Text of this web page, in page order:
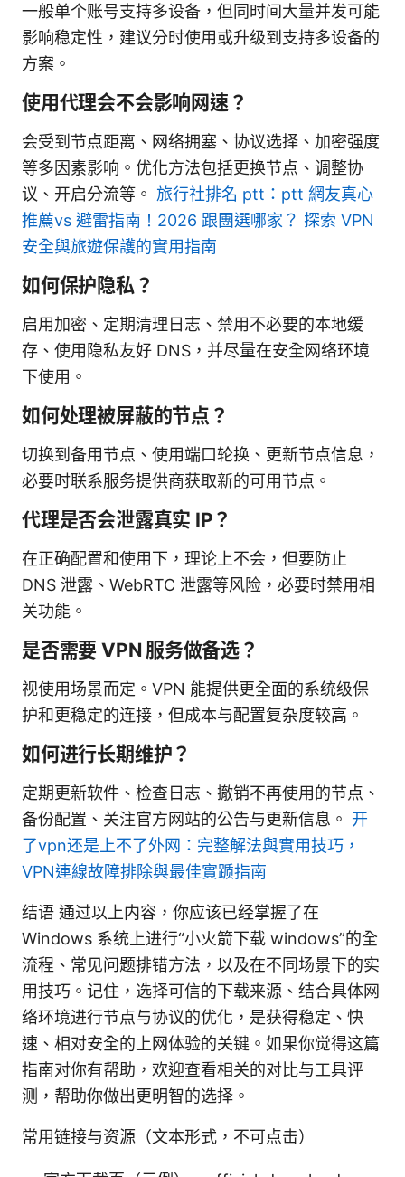
一般单个账号支持多设备，但同时间大量并发可能
影响稳定性，建议分时使用或升级到支持多设备的
方案。
使用代理会不会影响网速？
会受到节点距离、网络拥塞、协议选择、加密强度
等多因素影响。优化方法包括更换节点、调整协
议、开启分流等。 旅行社排名 ptt：ptt 網友真心
推薦vs 避雷指南！2026 跟團選哪家？ 探索 VPN
安全與旅遊保護的實用指南
如何保护隐私？
启用加密、定期清理日志、禁用不必要的本地缓
存、使用隐私友好 DNS，并尽量在安全网络环境
下使用。
如何处理被屏蔽的节点？
切换到备用节点、使用端口轮换、更新节点信息，
必要时联系服务提供商获取新的可用节点。
代理是否会泄露真实 IP？
在正确配置和使用下，理论上不会，但要防止
DNS 泄露、WebRTC 泄露等风险，必要时禁用相
关功能。
是否需要 VPN 服务做备选？
视使用场景而定。VPN 能提供更全面的系统级保
护和更稳定的连接，但成本与配置复杂度较高。
如何进行长期维护？
定期更新软件、检查日志、撤销不再使用的节点、
备份配置、关注官方网站的公告与更新信息。 开
了vpn还是上不了外网：完整解法與實用技巧，
VPN連線故障排除與最佳實踬指南
结语 通过以上内容，你应该已经掌握了在
Windows 系统上进行“小火箭下载 windows”的全
流程、常见问题排错方法，以及在不同场景下的实
用技巧。记住，选择可信的下载来源、结合具体网
络环境进行节点与协议的优化，是获得稳定、快
速、相对安全的上网体验的关键。如果你觉得这篇
指南对你有帮助，欢迎查看相关的对比与工具评
测，帮助你做出更明智的选择。
常用链接与资源（文本形式，不可点击）